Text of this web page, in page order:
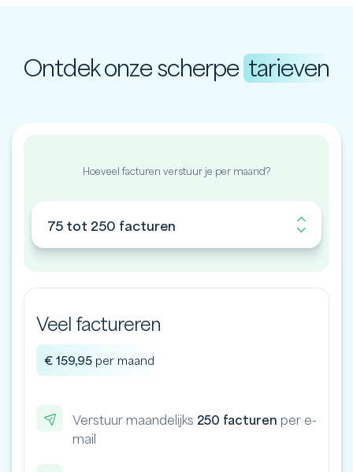
Ontdek onze scherpe tarieven
Hoeveel facturen verstuur je per maand?
75 tot 250 facturen
Veel factureren
€ 159,95 per maand
Verstuur maandelijks 250 facturen per e-
mail